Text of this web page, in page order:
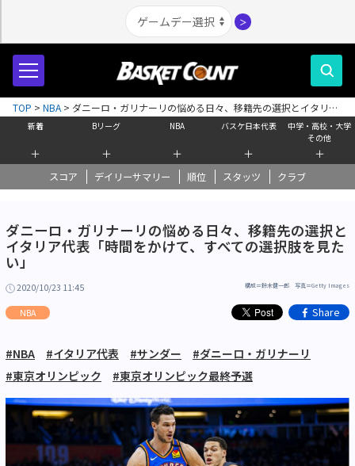
＞
新着
＋
Bリーグ
＋
NBA
＋
バスケ日本代表
＋
中学・高校・大学
その他
＋
スコア デイリーサマリー 順位 スタッツ クラブ
TOP > NBA > ダニーロ・ガリナーリの悩める日々、移籍先の選択とイタリア
代表「時間をかけて、すべての選択肢を見たい」
ダニーロ・ガリナーリの悩める日々、移籍先の選択と
イタリア代表「時間をかけて、すべての選択肢を見た
い」
2020/10/23 11:45 構成＝鈴木健一郎 写真＝Getty Images
NBA Share
#NBA #イタリア代表 #サンダー
#ダニーロ・ガリナーリ
#東京オリンピック
#東京オリンピック最終予選